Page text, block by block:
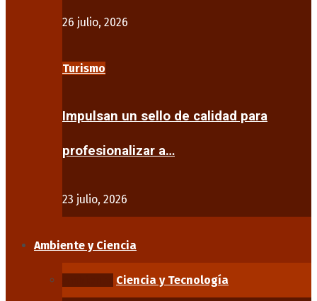
26 julio, 2026
Turismo
Impulsan un sello de calidad para
profesionalizar a…
23 julio, 2026
Ambiente y Ciencia
Ciencia y Tecnología